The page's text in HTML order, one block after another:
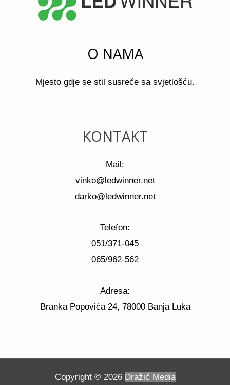
O NAMA
Mjesto gdje se stil susreće sa svjetlošću.
KONTAKT
Mail:
vinko@ledwinner.net
darko@ledwinner.net
Telefon:
051/371-045
065/962-562
Adresa:
Branka Popovića 24, 78000 Banja Luka
Copyright © 2026 Dražić Media